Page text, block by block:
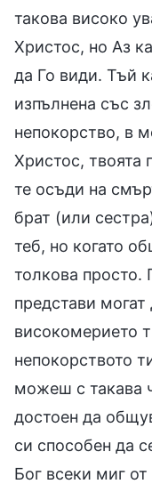
такова високо
Христос, но Аз
да Го види. Тъй
изпълнена със
непокорство, в
Христос,
те осъди на
брат (или
теб, но когато
толкова просто.
представи могат
високомерието
непокорството
можеш с такава
достоен да
си способен да
Бог всеки миг